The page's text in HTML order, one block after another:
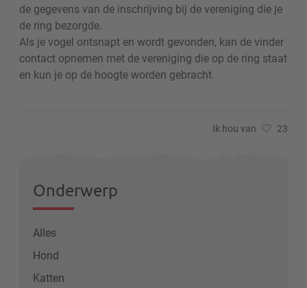
de gegevens van de inschrijving bij de vereniging die je
de ring bezorgde.
Als je vogel ontsnapt en wordt gevonden, kan de vinder
contact opnemen met de vereniging die op de ring staat
en kun je op de hoogte worden gebracht.
Ik hou van 23
Onderwerp
Alles
Hond
Katten